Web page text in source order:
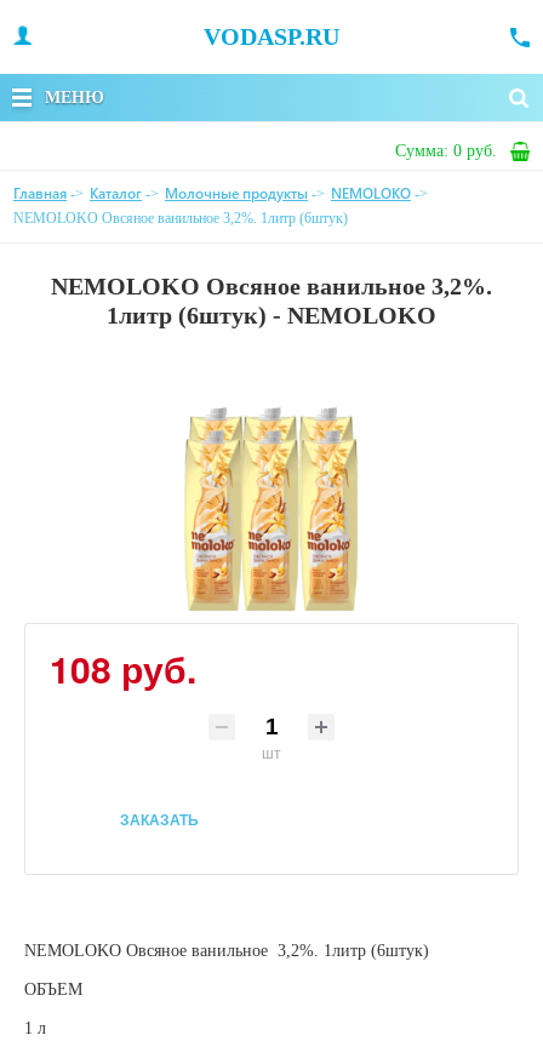
VODASP.RU
МЕНЮ
Сумма: 0 руб.
Главная -> Каталог -> Молочные продукты -> NEMOLOKO ->
NEMOLOKO Овсяное ванильное 3,2%. 1литр (6штук)
NEMOLOKO Овсяное ванильное 3,2%.
1литр (6штук) - NEMOLOKO
108 руб.
шт
ЗАКАЗАТЬ
NEMOLOKO Овсяное ванильное 3,2%. 1литр (6штук)
ОБЪЕМ
1 л